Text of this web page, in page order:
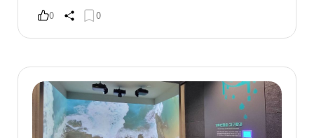
0 0